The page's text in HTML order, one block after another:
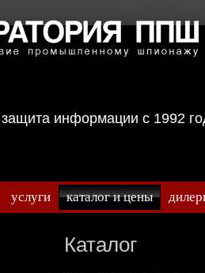
защита информации с
услуги каталог и цены
Каталог